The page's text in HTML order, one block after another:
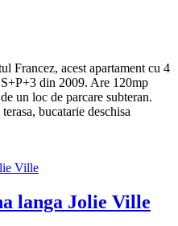
Francez, acest apartament cu 4
din 2009. Are 120mp
un loc de parcare subteran.
bucatarie deschisa
langa Jolie Ville